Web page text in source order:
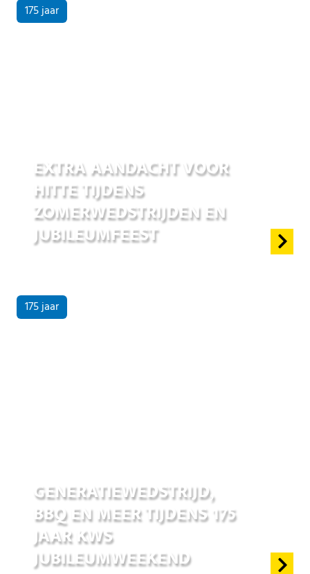
175 jaar
EXTRA AANDACHT VOOR
HITTE TIJDENS
ZOMERWEDSTRIJDEN EN
JUBILEUMFEEST
175 jaar
GENERATIEWEDSTRIJD,
BBQ EN MEER TIJDENS 175
JAAR KWS
JUBILEUMWEEKEND